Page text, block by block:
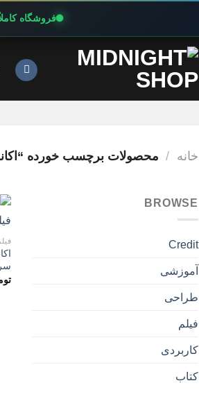
فروشگاه
خانه / محصولات برچسب خورده
BROWSE
Credit
آموزشی
طراحی
فیلم
کاربردی
کتاب